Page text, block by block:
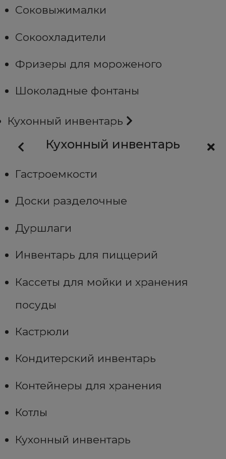
Соковыжималки
Сокоохладители
Фризеры для мороженого
Шоколадные фонтаны
Кухонный инвентарь
Кухонный инвентарь
Гастроемкости
Доски разделочные
Дуршлаги
Инвентарь для пиццерий
Кассеты для мойки и хранения
посуды
Кастрюли
Кондитерский инвентарь
Контейнеры для хранения
Котлы
Кухонный инвентарь